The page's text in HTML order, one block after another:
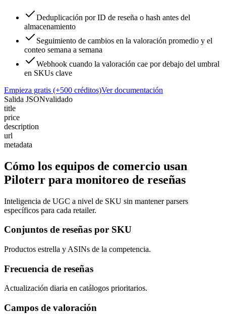
Deduplicación por ID de reseña o hash antes del
almacenamiento
Seguimiento de cambios en la valoración promedio y el
conteo semana a semana
Webhook cuando la valoración cae por debajo del umbral
en SKUs clave
Empieza gratis (+500 créditos)Ver documentación
Salida JSONvalidado
title
price
description
url
metadata
Cómo los equipos de comercio usan
Piloterr para monitoreo de reseñas
Inteligencia de UGC a nivel de SKU sin mantener parsers
específicos para cada retailer.
Conjuntos de reseñas por SKU
Productos estrella y ASINs de la competencia.
Frecuencia de reseñas
Actualización diaria en catálogos prioritarios.
Campos de valoración